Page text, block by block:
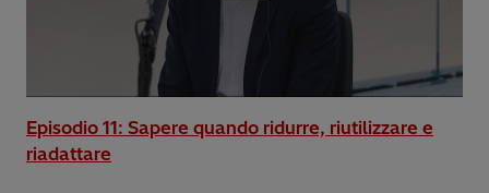
Episodio 11: Sapere quando ridurre, riutilizzare e
riadattare